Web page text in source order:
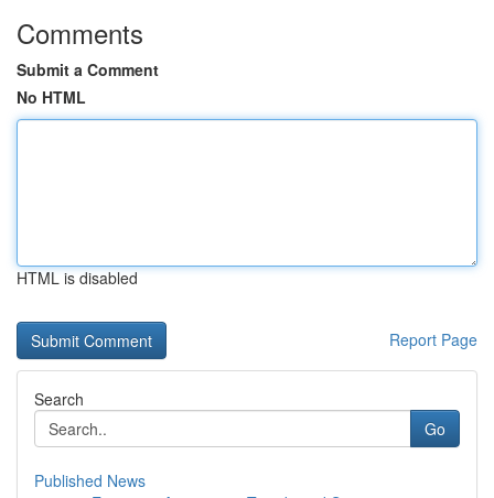
Comments
Submit a Comment
No HTML
HTML is disabled
Report Page
Search
Go
Published News